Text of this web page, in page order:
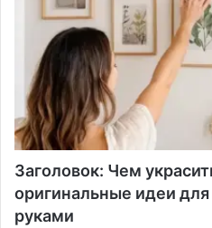
Заголовок: Чем
оригинальные идеи
руками